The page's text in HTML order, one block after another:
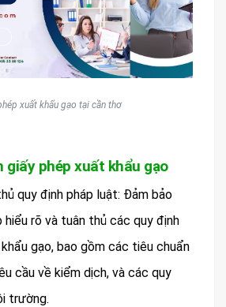
xuất khẩu gạo tại cần thơ
giấy phép xuất khẩu gạo
quy định pháp luật: Đảm bảo
hiểu rõ và tuân thủ các quy định
gạo, bao gồm các tiêu chuẩn
cầu về kiểm dịch, và các quy
trường.